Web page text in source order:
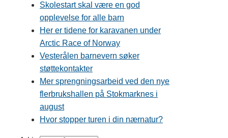
Skolestart skal være en god
opplevelse for alle barn
Her er tidene for karavanen under
Arctic Race of Norway
Vesterålen barnevern søker
støttekontakter
Mer sprengningsarbeid ved den nye
flerbrukshallen på Stokmarknes i
august
Hvor stopper turen i din nærnatur?